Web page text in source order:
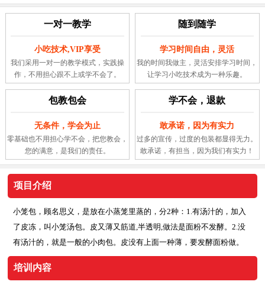
一对一教学
小吃技术,VIP享受
我们采用一对一的教学模式，实践操
作，不用担心跟不上或学不会了。
随到随学
学习时间自由，灵活
我的时间我做主，灵活安排学习时间，
让学习小吃技术成为一种乐趣。
包教包会
无条件，学会为止
零基础也不用担心学不会，把您教会，
您的满意，是我们的责任。
学不会，退款
敢承诺，因为有实力
过多的宣传，过度的包装都显得无力。
敢承诺，有担当，因为我们有实力！
项目介绍
小笼包，顾名思义，是放在小蒸笼里蒸的，分2种：1.有汤汁的，加入
了皮冻，叫小笼汤包。皮又薄又筋道,半透明,做法是面粉不发酵。2.没
有汤汁的，就是一般的小肉包。皮没有上面一种薄，要发酵面粉做。
培训内容